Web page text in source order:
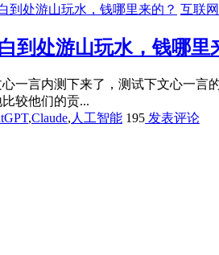
互联网
到处游山玩水，钱哪里
一言内测下来了，测试下文心一
较他们的贡...
,Claude, 人工智能 195 发表评论